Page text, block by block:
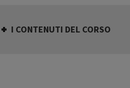
I CONTENUTI DEL CORSO